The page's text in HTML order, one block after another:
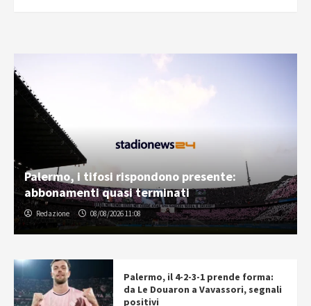
Palermo, i tifosi rispondono presente:
abbonamenti quasi terminati
Redazione 08/08/2026 11:08
Palermo, il 4-2-3-1 prende forma:
da Le Douaron a Vavassori, segnali
positivi